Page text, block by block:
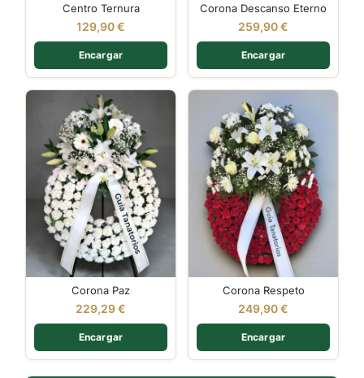
Centro Ternura
129,90€
Encargar
Corona Descanso Eterno
259,90€
Encargar
Corona Paz
229,29€
Encargar
Corona Respeto
249,90€
Encargar